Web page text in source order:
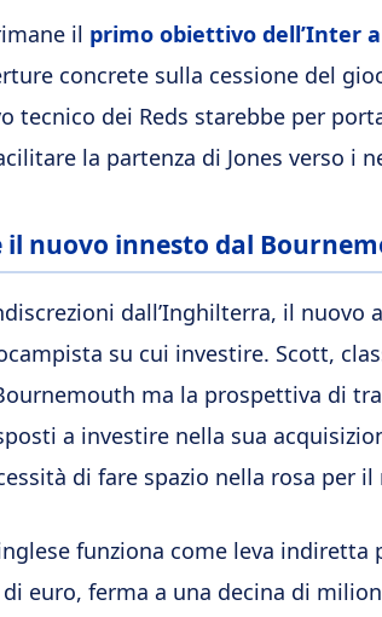
il primo obiettivo dell’Inter
concrete sulla cessione del
tecnico dei Reds starebbe per
la partenza di Jones verso i
il nuovo innesto dal
dall’Inghilterra, il
su cui investire. Scott,
ma la prospettiva di
a investire nella sua
di fare spazio nella rosa per
inglese funziona come leva
euro, ferma a una decina di